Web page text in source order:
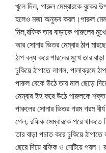
খুলে দিল, পারুল মেম্বারকে বুকের
হলেও মজা অনুভব করল।পারুল
নিল,রফিক তার বাড়াকে পারুলের
আর সোনার ভিতর মেম্বার ঠাপ
ঠাপ বন্ধ করে পারলের মুখে তার
ঢুকিয়ে ঠাপাতে লাগল, পালাক্রমে
পারুল বেকে উঠে তার মাল ছেড়ে
মেম্বার ইহ করে উঠে পারুলকে শক্ত
পারুলের সোনার ভিতর গরম গরম
গেল, রফিক মেম্বারকে পরে থাকতে
তার বাড়া পচাত করে ঢুকিয়ে
ছেরে দিয়ে রফিক ও নেটিয়ে পরল।